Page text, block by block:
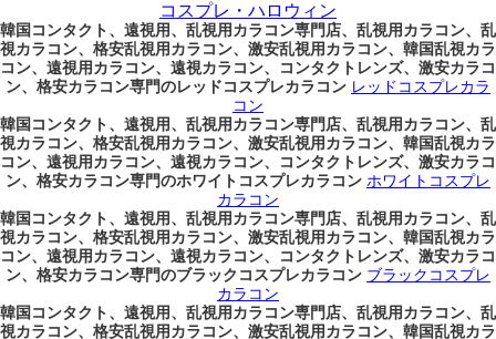
コスプレ・ハロウィン
韓国コンタクト、遠視用、乱視用カラコン専門店、乱視用カラコン、乱
視カラコン、格安乱視用カラコン、激安乱視用カラコン、韓国乱視カラ
コン、遠視用カラコン、遠視カラコン、コンタクトレンズ、激安カラコ
ン、格安カラコン専門のレッドコスプレカラコン レッドコスプレカラ
コン
韓国コンタクト、遠視用、乱視用カラコン専門店、乱視用カラコン、乱
視カラコン、格安乱視用カラコン、激安乱視用カラコン、韓国乱視カラ
コン、遠視用カラコン、遠視カラコン、コンタクトレンズ、激安カラコ
ン、格安カラコン専門のホワイトコスプレカラコン ホワイトコスプレ
カラコン
韓国コンタクト、遠視用、乱視用カラコン専門店、乱視用カラコン、乱
視カラコン、格安乱視用カラコン、激安乱視用カラコン、韓国乱視カラ
コン、遠視用カラコン、遠視カラコン、コンタクトレンズ、激安カラコ
ン、格安カラコン専門のブラックコスプレカラコン ブラックコスプレ
カラコン
韓国コンタクト、遠視用、乱視用カラコン専門店、乱視用カラコン、乱
視カラコン、格安乱視用カラコン、激安乱視用カラコン、韓国乱視カラ